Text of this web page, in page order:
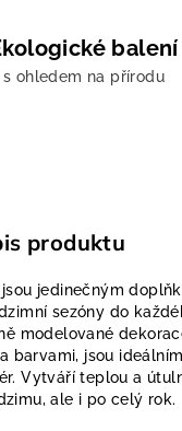
balení
s ohledem na přírodu
produktu
jedinečným
sezóny do
modelované
barvami, jsou
Vytváří teplou a
ale i po celý rok.